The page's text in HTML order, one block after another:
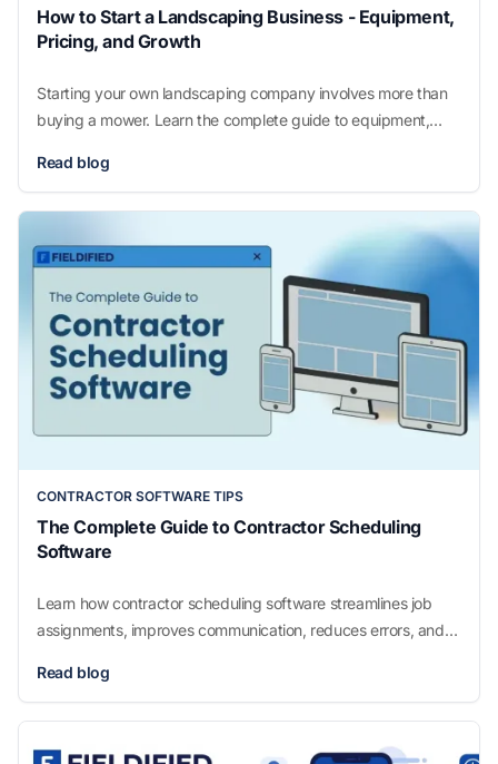
How to Start a Landscaping Business - Equipment,
Pricing, and Growth
Starting your own landscaping company involves more than
buying a mower. Learn the complete guide to equipment,
landscaping business.
Read blog
CONTRACTOR SOFTWARE TIPS
The Complete Guide to Contractor Scheduling
Software
Learn how contractor scheduling software streamlines job
assignments, improves communication, reduces errors, and
benefits, and tips to choose the best scheduling tool.
Read blog